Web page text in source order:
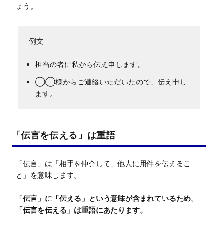
ょう。
担当の者に私から伝え申します。
◯◯様からご連絡いただいたので、伝え申し
ます。
「伝言を伝える」は重語
「伝言」は「相手を仲介して、他人に用件を伝えるこ
「伝言」に「伝える」という意味が含まれているため、